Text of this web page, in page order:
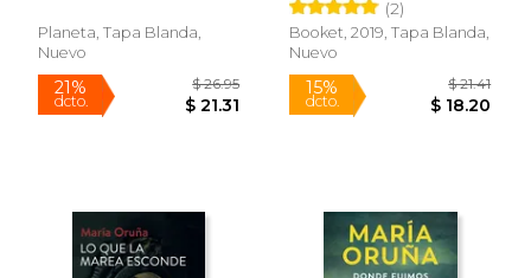
Planeta, Tapa Blanda,
Nuevo
Físico
(2)
Booket, 2019, Tapa Blanda,
Nuevo